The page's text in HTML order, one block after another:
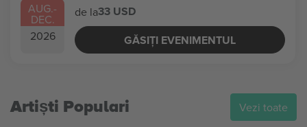
AUG.-
DEC.
2026
de la33 USD
GĂSIȚI EVENIMENTUL
Artiști Populari Vezi toate